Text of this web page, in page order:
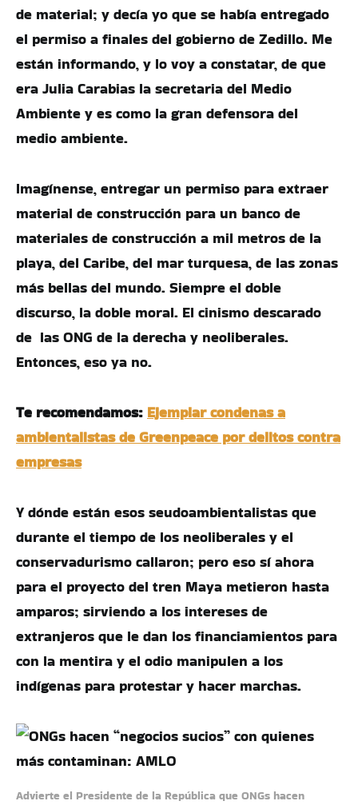
de material; y decía yo que se había entregado
el permiso a finales del gobierno de Zedillo. Me
están informando, y lo voy a constatar, de que
era Julia Carabias la secretaria del Medio
Ambiente y es como la gran defensora del
medio ambiente.
Imagínense, entregar un permiso para extraer
material de construcción para un banco de
materiales de construcción a mil metros de la
playa, del Caribe, del mar turquesa, de las zonas
más bellas del mundo. Siempre el doble
discurso, la doble moral. El cinismo descarado
de las ONG de la derecha y neoliberales.
Entonces, eso ya no.
Te recomendamos: Ejemplar condenas a
ambientalistas de Greenpeace por delitos contra
empresas
Y dónde están esos seudoambientalistas que
durante el tiempo de los neoliberales y el
conservadurismo callaron; pero eso sí ahora
para el proyecto del tren Maya metieron hasta
amparos; sirviendo a los intereses de
extranjeros que le dan los financiamientos para
con la mentira y el odio manipulen a los
indígenas para protestar y hacer marchas.
Advierte el Presidente de la República que ONGs hacen